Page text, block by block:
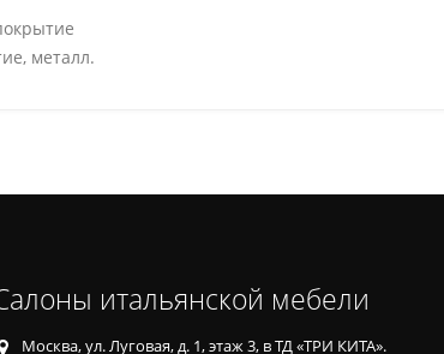
металл.
итальянской мебели
Москва, ул. Луговая, д. 1, этаж 3, в ТД «ТРИ КИТА».